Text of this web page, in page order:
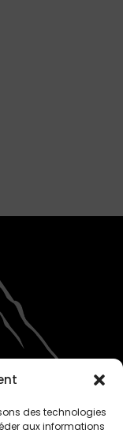
des technologies
aux informations